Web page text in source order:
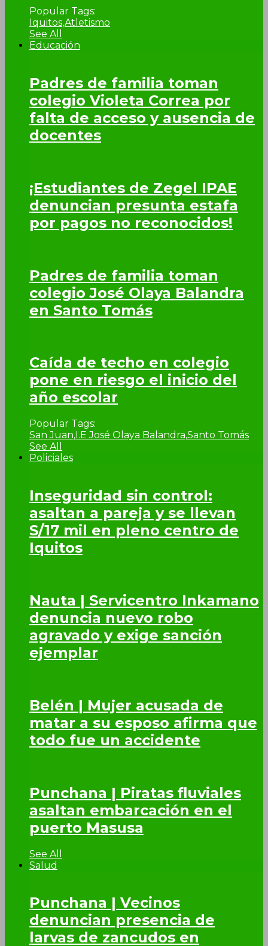
Popular Tags:
Iquitos,Atletismo
See All
Educación
Padres de familia toman
colegio Violeta Correa por
falta de acceso y ausencia de
docentes
¡Estudiantes de Zegel IPAE
denuncian presunta estafa
por pagos no reconocidos!
Padres de familia toman
colegio José Olaya Balandra
en Santo Tomás
Caída de techo en colegio
pone en riesgo el inicio del
año escolar
Popular Tags:
San Juan, I.E José Olaya Balandra,Santo Tomás
See All
Policiales
Inseguridad sin control:
asaltan a pareja y se llevan
S/17 mil en pleno centro de
Iquitos
Nauta | Servicentro Inkamano
denuncia nuevo robo
agravado y exige sanción
ejemplar
Belén | Mujer acusada de
matar a su esposo afirma que
todo fue un accidente
Punchana | Piratas fluviales
asaltan embarcación en el
puerto Masusa
See All
Salud
Punchana | Vecinos
denuncian presencia de
larvas de zancudos en